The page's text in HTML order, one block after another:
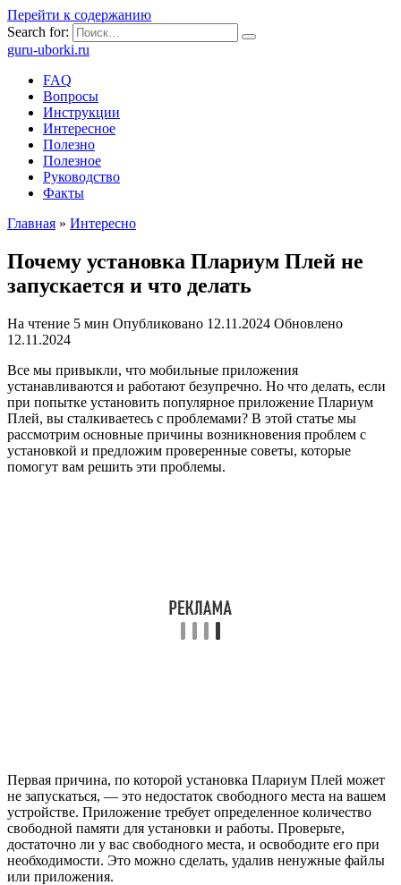
Перейти к содержанию
Search for:
guru-uborki.ru
FAQ
Вопросы
Инструкции
Интересное
Полезно
Полезное
Руководство
Факты
Главная » Интересно
Почему установка Плариум Плей не
запускается и что делать
На чтение 5 мин Опубликовано 12.11.2024 Обновлено
12.11.2024
Все мы привыкли, что мобильные приложения
устанавливаются и работают безупречно. Но что делать, если
при попытке установить популярное приложение Плариум
Плей, вы сталкиваетесь с проблемами? В этой статье мы
рассмотрим основные причины возникновения проблем с
установкой и предложим проверенные советы, которые
помогут вам решить эти проблемы.
Первая причина, по которой установка Плариум Плей может
не запускаться, — это недостаток свободного места на вашем
устройстве. Приложение требует определенное количество
свободной памяти для установки и работы. Проверьте,
достаточно ли у вас свободного места, и освободите его при
необходимости. Это можно сделать, удалив ненужные файлы
или приложения.